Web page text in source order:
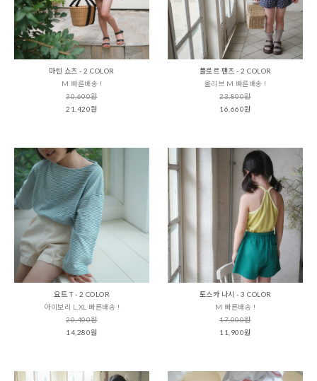
마틴 쇼츠 - 2 COLOR
M 빠른배송 !
30,600원
21,420원
플로르 팬츠 - 2 COLOR
올리브 M 빠른배송 !
23,800원
16,660원
요트 T - 2 COLOR
아이보리 L,XL 빠른배송 !
20,400원
14,280원
토스카 나시 - 3 COLOR
M 빠른배송 !
17,000원
11,900원